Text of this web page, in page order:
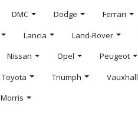
DMC Dodge Ferrari
Lancia Land-Rover
Nissan Opel Peugeot
Toyota Triumph Vauxhall
Morris